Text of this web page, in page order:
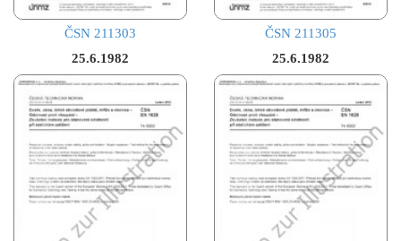
ČSN 211303
25.6.1982
ČSN 211305
25.6.1982